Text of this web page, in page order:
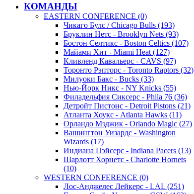
КОМАНДЫ
EASTERN CONFERENCE (0)
Чикаго Булс / Chicago Bulls (193)
Бруклин Нетс - Brooklyn Nets (93)
Бостон Селтикс - Boston Celtics (107)
Майами Хит - Miami Heat (127)
Кливленд Кавальерс - CAVS (97)
Торонто Рэпторс - Toronto Raptors (32)
Милуоки Бакс - Bucks (33)
Нью-Йорк Никс - NY Knicks (55)
Филадельфия Сиксерс - Phila 76 (36)
Детройт Пистонс - Detroit Pistons (21)
Атланта Хоукс - Atlanta Hawks (11)
Орландо Мэджик - Orlando Magic (27)
Вашингтон Уизардс - Washington
Wizards (17)
Индиана Пэйсерс - Indiana Pacers (13)
Шарлотт Хорнетс - Charlotte Hornets
(10)
WESTERN CONFERENCE (0)
Лос-Анджелес Лейкерс - LAL (251)